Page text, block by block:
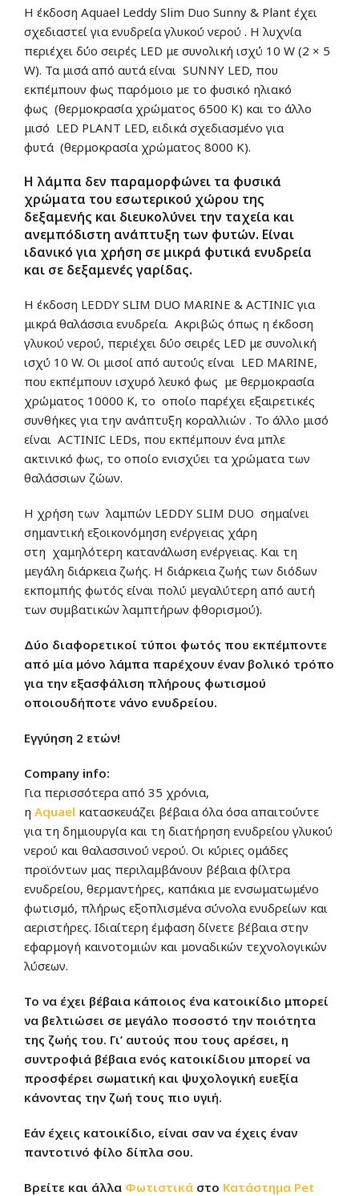
Η έκδοση Aquael Leddy Slim Duo Sunny & Plant έχει
σχεδιαστεί για ενυδρεία γλυκού νερού . Η λυχνία
περιέχει δύο σειρές LED με συνολική ισχύ 10 W (2 × 5
W). Τα μισά από αυτά είναι SUNNY LED, που
εκπέμπουν φως παρόμοιο με το φυσικό ηλιακό
φως (θερμοκρασία χρώματος 6500 K) και το άλλο
μισό LED PLANT LED, ειδικά σχεδιασμένο για
φυτά (θερμοκρασία χρώματος 8000 K).
Η λάμπα δεν παραμορφώνει τα φυσικά
χρώματα του εσωτερικού χώρου της
δεξαμενής και διευκολύνει την ταχεία και
ανεμπόδιστη ανάπτυξη των φυτών. Είναι
ιδανικό για χρήση σε μικρά φυτικά ενυδρεία
και σε δεξαμενές γαρίδας.
Η έκδοση LEDDY SLIM DUO MARINE & ACTINIC για
μικρά θαλάσσια ενυδρεία. Ακριβώς όπως η έκδοση
γλυκού νερού, περιέχει δύο σειρές LED με συνολική
ισχύ 10 W. Οι μισοί από αυτούς είναι LED MARINE,
που εκπέμπουν ισχυρό λευκό φως με θερμοκρασία
χρώματος 10000 K, το οποίο παρέχει εξαιρετικές
συνθήκες για την ανάπτυξη κοραλλιών . Το άλλο μισό
είναι ACTINIC LEDs, που εκπέμπουν ένα μπλε
ακτινικό φως, το οποίο ενισχύει τα χρώματα των
θαλάσσιων ζώων.
Η χρήση των λαμπών LEDDY SLIM DUO σημαίνει
σημαντική εξοικονόμηση ενέργειας χάρη
στη χαμηλότερη κατανάλωση ενέργειας. Και τη
μεγάλη διάρκεια ζωής. Η διάρκεια ζωής των διόδων
εκπομπής φωτός είναι πολύ μεγαλύτερη από αυτή
των συμβατικών λαμπτήρων φθορισμού).
Δύο διαφορετικοί τύποι φωτός που εκπέμποντε
από μία μόνο λάμπα παρέχουν έναν βολικό τρόπο
για την εξασφάλιση πλήρους φωτισμού
οποιουδήποτε νάνο ενυδρείου.
Εγγύηση 2 ετών!
Company info:
Για περισσότερα από 35 χρόνια,
η Aquael κατασκευάζει βέβαια όλα όσα απαιτούντε
για τη δημιουργία και τη διατήρηση ενυδρείου γλυκού
νερού και θαλασσινού νερού. Οι κύριες ομάδες
προϊόντων μας περιλαμβάνουν βέβαια φίλτρα
ενυδρείου, θερμαντήρες, καπάκια με ενσωματωμένο
φωτισμό, πλήρως εξοπλισμένα σύνολα ενυδρείων και
αεριστήρες. Ιδιαίτερη έμφαση δίνετε βέβαια στην
εφαρμογή καινοτομιών και μοναδικών τεχνολογικών
λύσεων.
Το να έχει βέβαια κάποιος ένα κατοικίδιο μπορεί
να βελτιώσει σε μεγάλο ποσοστό την ποιότητα
της ζωής του. Γι’ αυτούς που τους αρέσει, η
συντροφιά βέβαια ενός κατοικίδιου μπορεί να
προσφέρει σωματική και ψυχολογική ευεξία
κάνοντας την ζωή τους πιο υγιή.
Εάν έχεις κατοικίδιο, είναι σαν να έχεις έναν
παντοτινό φίλο δίπλα σου.
Βρείτε και άλλα Φωτιστικά στο Κατάστημα Pet